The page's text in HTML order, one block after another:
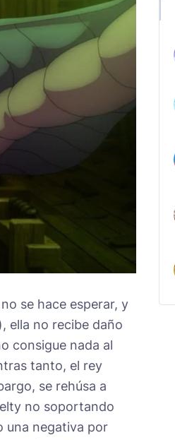
se hace esperar, y
ella no recibe daño
consigue nada al
tanto, el rey
se rehúsa a
no soportando
una negativa por